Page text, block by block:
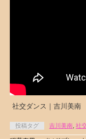
社交ダンス｜吉川美南
投稿タグ 吉川美南 社